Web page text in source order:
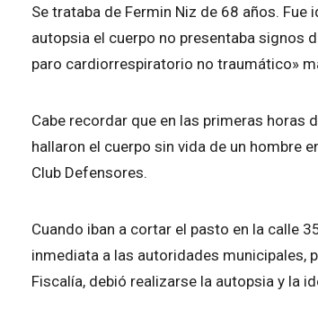
Se trataba de Fermin Niz de 68 años.
autopsia el cuerpo no presentaba signos
paro cardiorrespiratorio no traumático»
Cabe recordar que en las primeras horas
hallaron el cuerpo sin vida de un hombre
Club Defensores.
Cuando iban a cortar el pasto en la calle
inmediata a las autoridades municipales,
Fiscalía, debió realizarse la autopsia y la